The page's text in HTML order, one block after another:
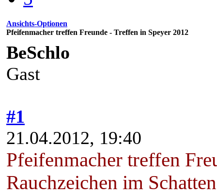
Ansichts-Optionen
Pfeifenmacher treffen Freunde - Treffen in Speyer 2012
BeSchlo
Gast
#1
21.04.2012, 19:40
Pfeifenmacher treffen
Rauchzeichen im